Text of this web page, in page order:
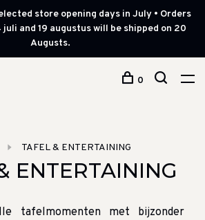
store opening days in July • Orders
and 19 augustus will be shipped on 20
Augusts.
0
TAFEL & ENTERTAINING
ENTERTAINING
tafelmomenten met bijzonder